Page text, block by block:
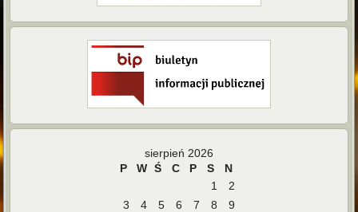
sierpień 2026
P
W Ś C P S
N
1
2
3
4 5 6 7 8
9